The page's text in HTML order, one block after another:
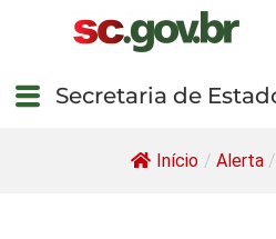
Secretaria de
Início / Alerta /